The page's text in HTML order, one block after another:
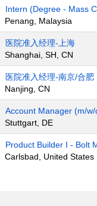
Intern (Degree - Mass
Penang, Malaysia
医院准入经理-上海
Shanghai, SH, CN
医院准入经理-南京/合肥
Nanjing, CN
Account Manager (m/
Stuttgart, DE
Product Builder I - Bolt
Carlsbad, United States